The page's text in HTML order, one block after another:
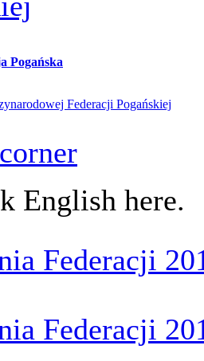
Pogańska
Federacji Pogańskiej
English here.
Federacji
Federacji